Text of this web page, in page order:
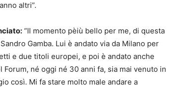
altri”.
“Il momento pèiù bello per me, di questa
Gamba. Lui è andato via da Milano per
e due titoli europei, e poi è andato anche
né oggi né 30 anni fa, sia mai venuto in
così. Mi fa stare molto male andare a